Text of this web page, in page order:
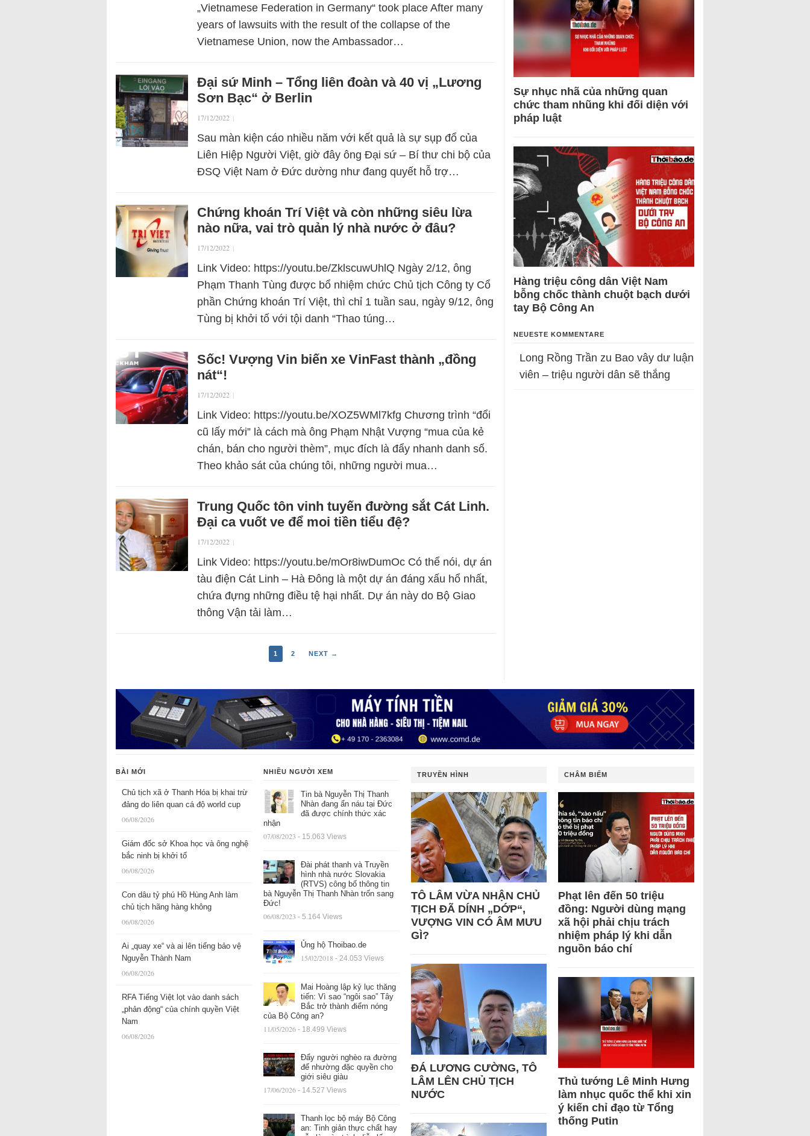
„Vietnamese Federation in Germany“ took place After many
years of lawsuits with the result of the collapse of the
Vietnamese Union, now the Ambassador…
Đại sứ Minh – Tổng liên đoàn và 40 vị „Lương
Sơn Bạc“ ở Berlin
17/12/2022 |
Sau màn kiện cáo nhiều năm với kết quả là sự sụp đổ của
Liên Hiệp Người Việt, giờ đây ông Đại sứ – Bí thư chi bộ của
ĐSQ Việt Nam ở Đức dường như đang quyết hỗ trợ…
Chứng khoán Trí Việt và còn những siêu lừa
nào nữa, vai trò quản lý nhà nước ở đâu?
17/12/2022 |
Link Video: https://youtu.be/ZklscuwUhlQ Ngày 2/12, ông
Phạm Thanh Tùng được bổ nhiệm chức Chủ tịch Công ty Cổ
phần Chứng khoán Trí Việt, thì chỉ 1 tuần sau, ngày 9/12, ông
Tùng bị khởi tố với tội danh “Thao túng…
Sốc! Vượng Vin biến xe VinFast thành „đồng
nát“!
17/12/2022 |
Link Video: https://youtu.be/XOZ5WMl7kfg Chương trình “đổi
cũ lấy mới” là cách mà ông Phạm Nhật Vượng “mua của kẻ
chán, bán cho người thèm”, mục đích là đẩy nhanh danh số.
Theo khảo sát của chúng tôi, những người mua…
Trung Quốc tôn vinh tuyến đường sắt Cát Linh.
Đại ca vuốt ve để moi tiền tiểu đệ?
17/12/2022 |
Link Video: https://youtu.be/mOr8iwDumOc Có thể nói, dự án
tàu điện Cát Linh – Hà Đông là một dự án đáng xấu hổ nhất,
chứa đựng những điều tệ hại nhất. Dự án này do Bộ Giao
thông Vận tải làm…
1 2 NEXT →
Sự nhục nhã của những quan
chức tham nhũng khi đối diện với
pháp luật
Hàng triệu công dân Việt Nam
bỗng chốc thành chuột bạch dưới
tay Bộ Công An
NEUESTE KOMMENTARE
Long Rồng Trần zu Bao vây dư luận
viên – triệu người dân sẽ thắng
BÀI MỚI
Chủ tịch xã ở Thanh Hóa bị khai trừ
đảng do liên quan cá độ world cup
06/08/2026
Giám đốc sở Khoa học và ông nghệ
bắc ninh bị khởi tố
06/08/2026
Con dâu tỷ phú Hồ Hùng Anh làm
chủ tịch hãng hàng không
06/08/2026
Ai „quay xe“ và ai lên tiếng bảo vệ
Nguyễn Thành Nam
06/08/2026
RFA Tiếng Việt lọt vào danh sách
„phản động“ của chính quyền Việt
Nam
06/08/2026
NHIỀU NGƯỜI XEM
Tin bà Nguyễn Thị Thanh
Nhàn đang ẩn náu tại Đức
đã được chính thức xác
nhận
07/08/2023 - 15.063 Views
Đài phát thanh và Truyền
hình nhà nước Slovakia
(RTVS) công bố thông tin
bà Nguyễn Thị Thanh Nhàn trốn sang
Đức!
06/08/2023 - 5.164 Views
Ủng hộ Thoibao.de
15/02/2018 - 24.053 Views
Mai Hoàng lập kỷ lục thăng
tiến: Vì sao “ngôi sao” Tây
Bắc trở thành điểm nóng
của Bộ Công an?
11/05/2026 - 18.499 Views
Đẩy người nghèo ra đường
để nhường đặc quyền cho
giới siêu giàu
17/06/2026 - 14.527 Views
Thanh lọc bộ máy Bộ Công
an: Tinh giản thực chất hay
TRUYỀN HÌNH
TÔ LÂM VỪA NHẬN CHỦ
TỊCH ĐÃ DÍNH „DỚP“,
VƯỢNG VIN CÓ ÂM MƯU
GÌ?
ĐÁ LƯƠNG CƯỜNG, TÔ
LÂM LÊN CHỦ TỊCH
NƯỚC
CHÂM BIẾM
Phạt lên đến 50 triệu
đồng: Người dùng mạng
xã hội phải chịu trách
nhiệm pháp lý khi dẫn
nguồn báo chí
Thủ tướng Lê Minh Hưng
làm nhục quốc thể khi xin
ý kiến chỉ đạo từ Tổng
thống Putin